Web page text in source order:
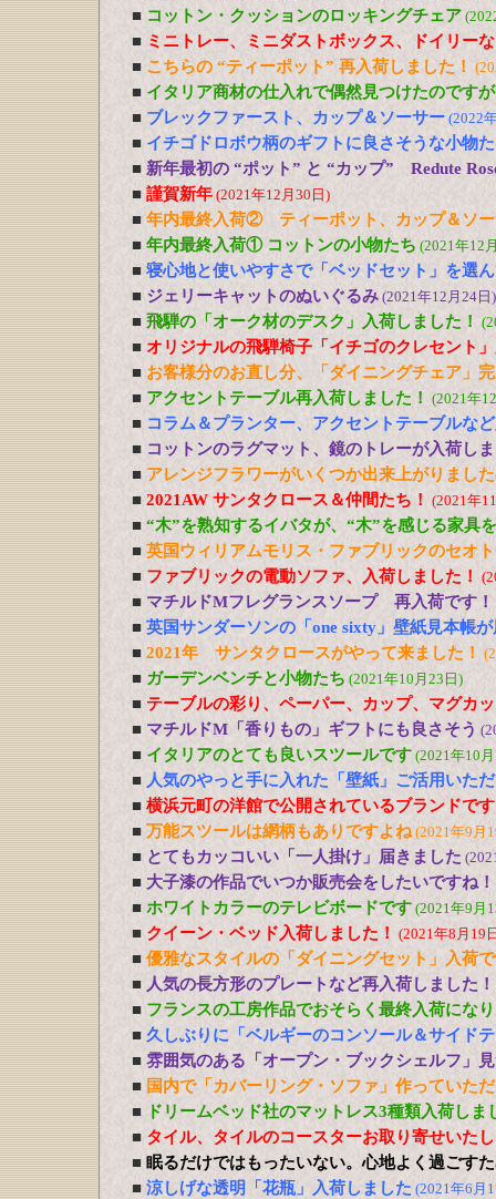
■ コットン・クッションのロッキングチェア
■ ミニトレー、ミニダストボックス、ドイリー
■ こちらの “ティーポット” 再入荷しました！
■ イタリア商材の仕入れで偶然見つけたのです
■ ブレックファースト、カップ＆ソーサー (2022
■ イチゴドロボウ柄のギフトに良さそうな小物
■ 新年最初の “ポット” と “カップ” Redute
■ 謹賀新年 (2021年12月30日)
■ 年内最終入荷② ティーポット、カップ＆ソー
■ 年内最終入荷① コットンの小物たち (2021年12
■ 寝心地と使いやすさで「ベッドセット」を選
■ ジェリーキャットのぬいぐるみ (2021年12月24日)
■ 飛騨の「オーク材のデスク」入荷しました！
■ オリジナルの飛騨椅子「イチゴのクレセント
■ お客様分のお直し分、「ダイニングチェア」
■ アクセントテーブル再入荷しました！ (2021年
■ コラム＆プランター、アクセントテーブルな
■ コットンのラグマット、鏡のトレーが入荷し
■ アレンジフラワーがいくつか出来上がりまし
■ 2021AW サンタクロース＆仲間たち！ (2021年
■ “木”を熟知するイバタが、“木”を感じる家具
■ 英国ウィリアムモリス・ファブリックのセオ
■ ファブリックの電動ソファ、入荷しました！
■ マチルドMフレグランスソープ 再入荷です！
■ 英国サンダーソンの「one sixty」壁紙見本帳
■ 2021年 サンタクロースがやって来ました！
■ ガーデンベンチと小物たち (2021年10月23日)
■ テーブルの彩り、ペーパー、カップ、マグカ
■ マチルドM「香りもの」ギフトにも良さそう
■ イタリアのとても良いスツールです (2021年10
■ 人気のやっと手に入れた「壁紙」ご活用いた
■ 横浜元町の洋館で公開されているブランドで
■ 万能スツールは網柄もありですよね(2021年9月
■ とてもカッコいい「一人掛け」届きました
■ 大子漆の作品でいつか販売会をしたいですね！
■ ホワイトカラーのテレビボードです (2021年9月
■ クイーン・ベッド入荷しました！ (2021年8月19
■ 優雅なスタイルの「ダイニングセット」入荷
■ 人気の長方形のプレートなど再入荷しました！
■ フランスの工房作品でおそらく最終入荷にな
■ 久しぶりに「ベルギーのコンソール＆サイド
■ 雰囲気のある「オープン・ブックシェルフ」
■ 国内で「カバーリング・ソファ」作っていた
■
ドリームベッド社のマットレス3種類入荷しま
■ タイル、タイルのコースターお取り寄せいた
■ 眠るだけではもったいない。心地よく過ごす
■ 涼しげな透明「花瓶」入荷しました (2021年6月